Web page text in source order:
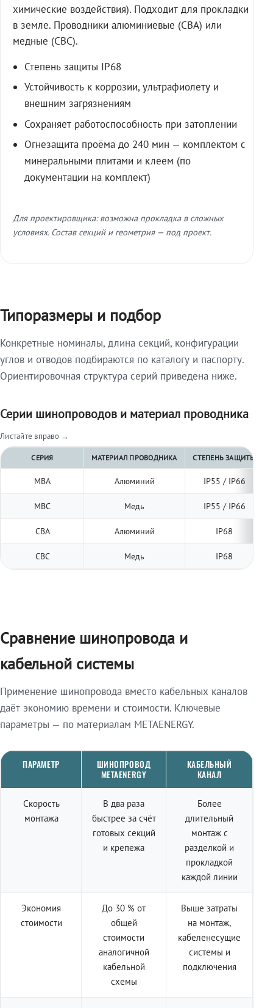
химические воздействия). Подходит для прокладки
в земле. Проводники алюминиевые (СВА) или
медные (СВС).
Степень защиты IP68
Устойчивость к коррозии, ультрафиолету и
внешним загрязнениям
Сохраняет работоспособность при затоплении
Огнезащита проёма до 240 мин — комплектом с
минеральными плитами и клеем (по
документации на комплект)
Для проектировщика: возможна прокладка в сложных
условиях. Состав секций и геометрия — под проект.
Типоразмеры и подбор
Конкретные номиналы, длина секций, конфигурации
углов и отводов подбираются по каталогу и паспорту.
Ориентировочная структура серий приведена ниже.
Серии шинопроводов и материал проводника
Листайте вправо →
СЕРИЯ МАТЕРИАЛ ПРОВОДНИКА СТЕПЕНЬ ЗАЩИТЫ
МВА Алюминий IP55 / IP66
МВС Медь IP55 / IP66
СВА Алюминий IP68
СВС Медь IP68
Сравнение шинопровода и
кабельной системы
Применение шинопровода вместо кабельных каналов
даёт экономию времени и стоимости. Ключевые
параметры — по материалам METAENERGY.
ПАРАМЕТР
ШИНОПРОВОД
METAENERGY
КАБЕЛЬНЫЙ
КАНАЛ
Скорость
монтажа
В два раза
быстрее за счёт
готовых секций
и крепежа
Более
длительный
монтаж с
разделкой и
прокладкой
каждой линии
Экономия
стоимости
До 30 % от
общей
стоимости
аналогичной
кабельной
схемы
Выше затраты
на монтаж,
кабеленесущие
системы и
подключения